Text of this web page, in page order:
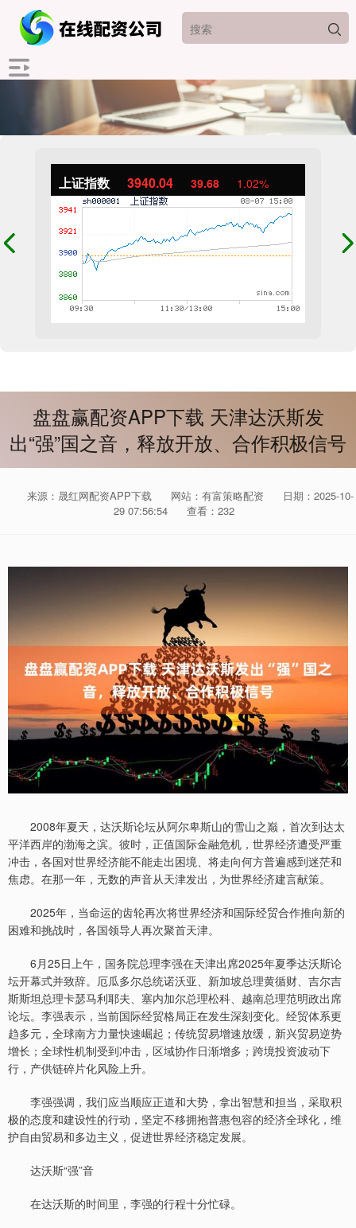
上证指数 3940.04 39.68 1.02%
盘盘赢配资APP下载 天津达沃斯发
出“强”国之音，释放开放、合作积极信号
来源：晟红网配资APP下载 网站：有富策略配资
日期：2025-10-
29 07:56:54
查看：232
2008年夏天，达沃斯论坛从阿尔卑斯山的雪山之巅，首次到达太
平洋西岸的渤海之滨。彼时，正值国际金融危机，世界经济遭受严重
冲击，各国对世界经济能不能走出困境、将走向何方普遍感到迷茫和
焦虑。在那一年，无数的声音从天津发出，为世界经济建言献策。
2025年，当命运的齿轮再次将世界经济和国际经贸合作推向新的
困难和挑战时，各国领导人再次聚首天津。
6月25日上午，国务院总理李强在天津出席2025年夏季达沃斯论
坛开幕式并致辞。厄瓜多尔总统诺沃亚、新加坡总理黄循财、吉尔吉
斯斯坦总理卡瑟马利耶夫、塞内加尔总理松科、越南总理范明政出席
论坛。李强表示，当前国际经贸格局正在发生深刻变化。经贸体系更
趋多元，全球南方力量快速崛起；传统贸易增速放缓，新兴贸易逆势
增长；全球性机制受到冲击，区域协作日渐增多；跨境投资波动下
行，产供链碎片化风险上升。
李强强调，我们应当顺应正道和大势，拿出智慧和担当，采取积
极的态度和建设性的行动，坚定不移拥抱普惠包容的经济全球化，维
护自由贸易和多边主义，促进世界经济稳定发展。
达沃斯“强”音
在达沃斯的时间里，李强的行程十分忙碌。